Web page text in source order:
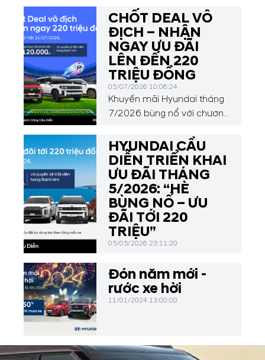
CHỐT DEAL VÔ
ĐỊCH – NHẬN
NGAY ƯU ĐÃI
LÊN ĐẾN 220
TRIỆU ĐỒNG
05/07/2026 10:06:24
Khuyến mãi Hyundai tháng
7/2026 bùng nổ với chương
nhận ngay 220 triệu đồng”
từ Hyundai Thành Công.
Hòa chung không khí rực
lửa của vòng 16 đội FIFA
World Cup 2026 và mùa
du lịch hè, Hyundai Cầu
Diễn mang đến cơ hội sở
hữu các dòng xe Grand i10,
HYUNDAI CẦU
DIỄN TRIỂN KHAI
ƯU ĐÃI THÁNG
5/2026: “HÈ
BÙNG NỔ – ƯU
ĐÃI TỚI 220
TRIỆU”
05/05/2026 23:11:20
Đón năm mới -
rước xe hời
11/01/2024 13:00:00